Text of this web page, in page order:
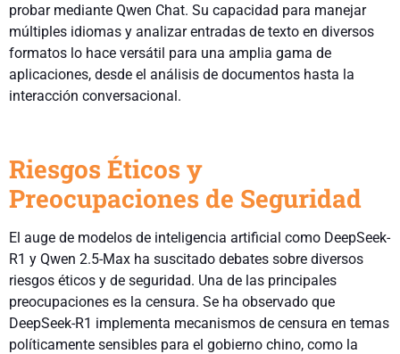
probar mediante Qwen Chat. Su capacidad para manejar
múltiples idiomas y analizar entradas de texto en diversos
formatos lo hace versátil para una amplia gama de
aplicaciones, desde el análisis de documentos hasta la
interacción conversacional.
Riesgos Éticos y
Preocupaciones de Seguridad
El auge de modelos de inteligencia artificial como DeepSeek-
R1 y Qwen 2.5-Max ha suscitado debates sobre diversos
riesgos éticos y de seguridad. Una de las principales
preocupaciones es la censura. Se ha observado que
DeepSeek-R1 implementa mecanismos de censura en temas
políticamente sensibles para el gobierno chino, como la